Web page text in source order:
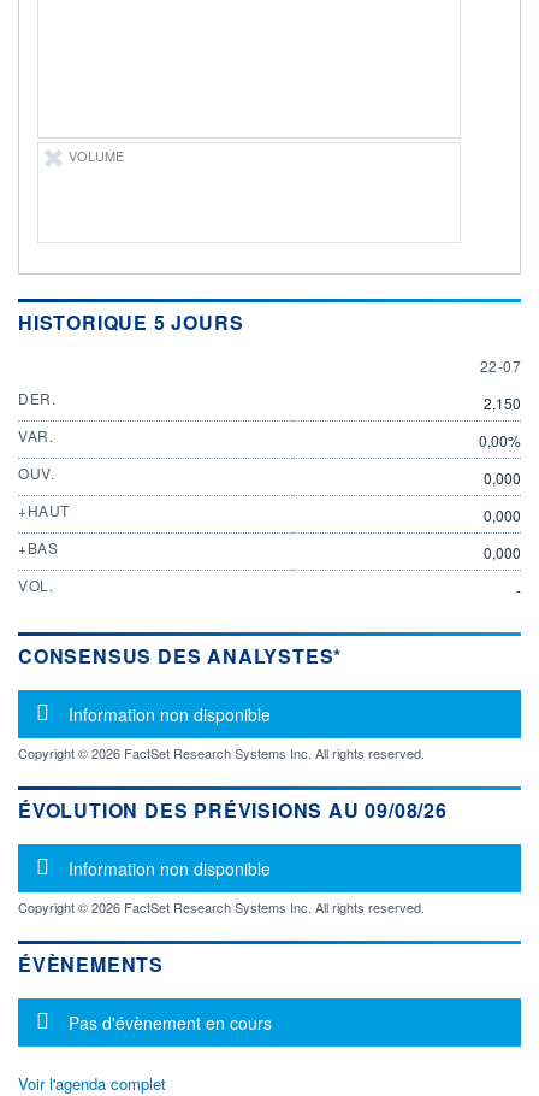
+ PORTEFEUILLE + LISTE
VOLUME
HISTORIQUE 5 JOURS
22 JULY
22-07
DER.
2,150
VAR.
0,00%
OUV.
0,000
+HAUT
0,000
+BAS
0,000
VOL.
-
CONSENSUS DES ANALYSTES*
Message d'information
Information non disponible
Copyright © 2026 FactSet Research Systems Inc. All rights reserved.
ÉVOLUTION DES PRÉVISIONS AU 09/08/26
Message d'information
Information non disponible
Copyright © 2026 FactSet Research Systems Inc. All rights reserved.
ÉVÈNEMENTS
Message d'information
Pas d'évènement en cours
Voir l'agenda complet